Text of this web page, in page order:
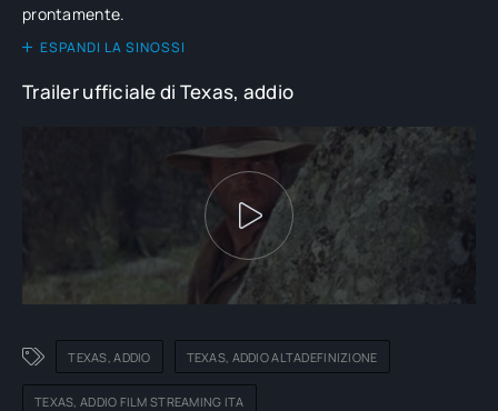
prontamente.
ESPANDI LA SINOSSI
Trailer ufficiale di Texas, addio
TEXAS, ADDIO TEXAS, ADDIO ALTADEFINIZIONE
TEXAS, ADDIO FILM STREAMING ITA